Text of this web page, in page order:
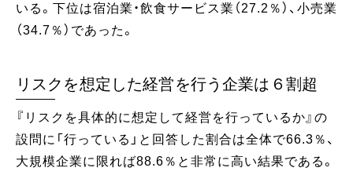
いる。下位は宿泊業・飲食サービス業（27.2％）、小売業
（34.7％）であった。
リスクを想定した経営を行う企業は６割超
『リスクを具体的に想定して経営を行っているか』の
設問に「行っている」と回答した割合は全体で66.3％、
大規模企業に限れば88.6％と非常に高い結果である。